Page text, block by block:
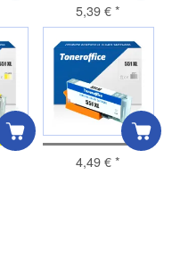
5,39 €*
4,49 €*